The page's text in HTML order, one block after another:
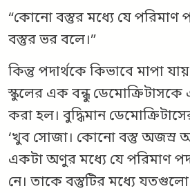
“কোনো বস্তুর মধ্যে যে পরিমাণ
বস্তুর ভর বলে।”
কিন্তু পদার্থকে কিভাবে মাপা
স্কুলের এক বন্ধু
করা হল। বুদ্ধিমান
‘খুব সোজা। কোনো বস্তু অজস্র
একটা অণুর মধ্যে যে পরিমাণ
নে। তাকে বস্তুটির মধ্যে